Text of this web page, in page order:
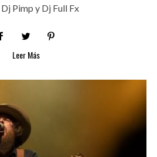
Pimp y Dj Full Fx
Leer Más